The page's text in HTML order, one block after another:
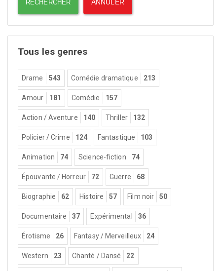
Tous les genres
Drame 543 Comédie dramatique 213
Amour 181 Comédie 157
Action / Aventure 140 Thriller 132
Policier / Crime 124 Fantastique 103
Animation 74 Science-fiction 74
Épouvante / Horreur 72 Guerre 68
Biographie 62 Histoire 57 Film noir 50
Documentaire 37 Expérimental 36
Érotisme 26 Fantasy / Merveilleux 24
Western 23 Chanté / Dansé 22